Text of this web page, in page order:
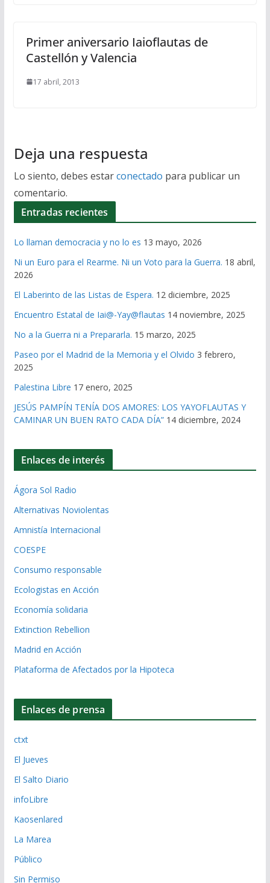
Primer aniversario Iaioflautas de
Castellón y Valencia
17 abril, 2013
Deja una respuesta
Lo siento, debes estarconectado para publicar un
comentario.
Entradas recientes
Lo llaman democracia y no lo es 13 mayo, 2026
Ni un Euro para el Rearme. Ni un Voto para la Guerra. 18 abril,
2026
El Laberinto de las Listas de Espera. 12 diciembre, 2025
Encuentro Estatal de Iai@-Yay@flautas 14 noviembre, 2025
No a la Guerra ni a Prepararla. 15 marzo, 2025
Paseo por el Madrid de la Memoria y el Olvido 3 febrero,
2025
Palestina Libre 17 enero, 2025
JESÚS PAMPÍN TENÍA DOS AMORES: LOS YAYOFLAUTAS Y
CAMINAR UN BUEN RATO CADA DÍA” 14 diciembre, 2024
Enlaces de interés
Ágora Sol Radio
Alternativas Noviolentas
Amnistía Internacional
COESPE
Consumo responsable
Ecologistas en Acción
Economía solidaria
Extinction Rebellion
Madrid en Acción
Plataforma de Afectados por la Hipoteca
Enlaces de prensa
ctxt
El Jueves
El Salto Diario
infoLibre
Kaosenlared
La Marea
Público
Sin Permiso